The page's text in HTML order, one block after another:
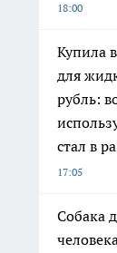
18:00
Купила
для
рубль:
стал в
17:05
Собака